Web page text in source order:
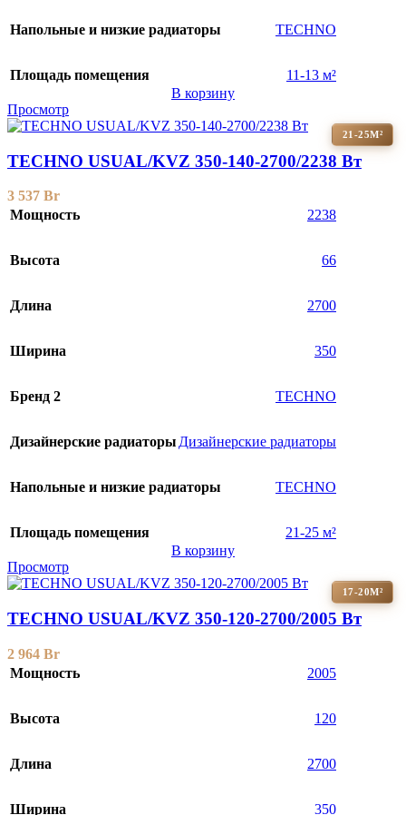
Напольные и низкие радиаторы TECHNO
Площадь помещения
11-13 м²
В корзину
Просмотр
21-25М²
TECHNO USUAL/KVZ 350-140-2700/2238 Вт
3 537 Br
Мощность
2238
Высота 66
Длина 2700
Ширина 350
Бренд 2 TECHNO
Дизайнерские радиаторыДизайнерские радиаторы
Напольные и низкие радиаторы TECHNO
Площадь помещения
21-25 м²
В корзину
Просмотр
17-20М²
TECHNO USUAL/KVZ 350-120-2700/2005 Вт
2 964 Br
Мощность
2005
Высота 120
Длина 2700
Ширина 350